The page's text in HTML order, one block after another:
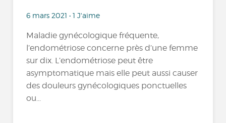
6 mars 2021 • 1 J'aime
Maladie gynécologique fréquente,
l’endométriose concerne près d’une femme
sur dix. L’endométriose peut être
asymptomatique mais elle peut aussi causer
des douleurs gynécologiques ponctuelles
ou...